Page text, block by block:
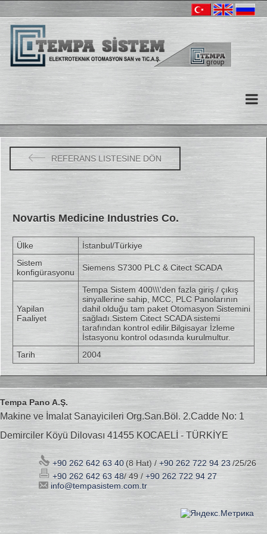
REFERANS LISTESINE DÖN
Novartis Medicine Industries Co.
Ülke
İstanbul/Türkiye
Sistem
konfigürasyonu
Siemens S7300 PLC & Citect SCADA
Yapilan
Faaliyet
Tempa Sistem 400\\\'den fazla giriş / çıkış
sinyallerine sahip, MCC, PLC Panolarının
dahil olduğu tam paket Otomasyon Sistemini
sağladı.Sistem Citect SCADA sistemi
tarafından kontrol edilir.Bilgisayar İzleme
İstasyonu kontrol odasında kurulmultur.
Tarih
2004
Tempa Pano A.Ş.
Makine ve İmalat Sanayicileri Org.San.Böl. 2.Cadde No: 1
Demirciler Köyü Dilovası 41455 KOCAELİ - TÜRKİYE
+90 262 642 63 40 (8 Hat) / +90 262 722 94 23/25/26
+90 262 642 63 48/ 49 / +90 262 722 94 27
info@tempasistem.com.tr